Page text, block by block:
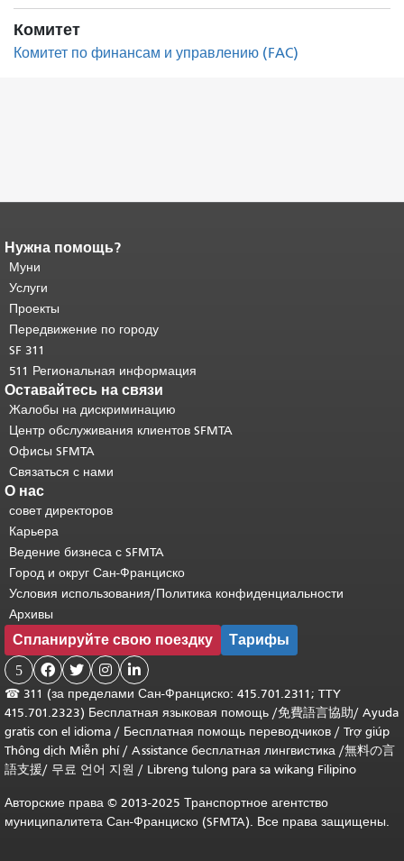
Комитет
Комитет по финансам и управлению (FAC)
Конец содержимого
страницы.
страницы повторяется на каждой
странице.
основного содержимого .
Нужна помощь?
Муни
Услуги
Проекты
Передвижение по городу
SF 311
511 Региональная информация
Оставайтесь на связи
Жалобы на дискриминацию
Центр обслуживания клиентов SFMTA
Офисы SFMTA
Связаться с нами
О нас
совет директоров
Карьера
Ведение бизнеса с SFMTA
Город и округ Сан-Франциско
Условия использования/Политика конфиденциальности
Архивы
Спланируйте свою поездку Тарифы
5    
☎ 311 (за пределами Сан-Франциско: 415.701.2311; TTY
415.701.2323) Бесплатная языковая помощь /免費語言協助/ Ayuda
gratis con el idioma / Бесплатная помощь переводчиков / Trợ giúp
Thông dịch Miễn phí/ Assistance бесплатная лингвистика /無料の言
語支援/ 무료 언어 지원 / Libreng tulong para sa wikang Filipino
Авторские права © 2013-2025 Транспортное агентство
муниципалитета Сан-Франциско (SFMTA). Все права защищены.